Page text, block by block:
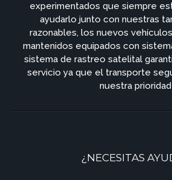
experimentados que siempre
ayudarlo junto con nuestras
razonables, los nuevos
mantenidos equipados con
sistema de rastreo satelital
servicio ya que el transporte
nuestra prioridad
¿NECESITAS